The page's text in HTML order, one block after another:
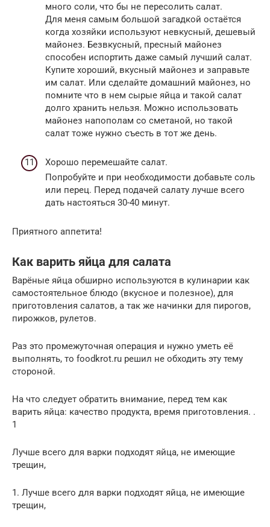
много соли, что бы не пересолить салат.
Для меня самым большой загадкой остаётся
когда хозяйки используют невкусный, дешевый
майонез. Безвкусный, пресный майонез
способен испортить даже самый лучший салат.
Купите хороший, вкусный майонез и заправьте
им салат. Или сделайте домашний майонез, но
помните что в нем сырые яйца и такой салат
долго хранить нельзя. Можно использовать
майонез напополам со сметаной, но такой
салат тоже нужно съесть в тот же день.
Хорошо перемешайте салат.
Попробуйте и при необходимости добавьте соль
или перец. Перед подачей салату лучше всего
дать настояться 30-40 минут.
Приятного аппетита!
Как варить яйца для салата
Варёные яйца обширно используются в кулинарии как
самостоятельное блюдо (вкусное и полезное), для
приготовления салатов, а так же начинки для пирогов,
пирожков, рулетов.
Раз это промежуточная операция и нужно уметь её
выполнять, то foodkrot.ru решил не обходить эту тему
стороной.
На что следует обратить внимание, перед тем как
варить яйца: качество продукта, время приготовления. .
1
Лучше всего для варки подходят яйца, не имеющие
трещин,
1. Лучше всего для варки подходят яйца, не имеющие
трещин,